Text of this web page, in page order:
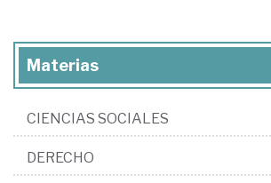
Materias
CIENCIAS SOCIALES
DERECHO